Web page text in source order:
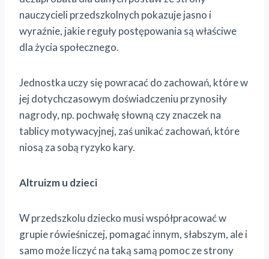
nauczycieli przedszkolnych pokazuje jasno i
wyraźnie, jakie reguły postępowania są właściwe
dla życia społecznego.
Jednostka uczy się powracać do zachowań, które w
jej dotychczasowym doświadczeniu przynosiły
nagrody, np. pochwałę słowną czy znaczek na
tablicy motywacyjnej, zaś unikać zachowań, które
niosą za sobą ryzyko kary.
Altruizm u dzieci
W przedszkolu dziecko musi współpracować w
grupie rówieśniczej, pomagać innym, słabszym, ale i
samo może liczyć na taką samą pomoc ze strony